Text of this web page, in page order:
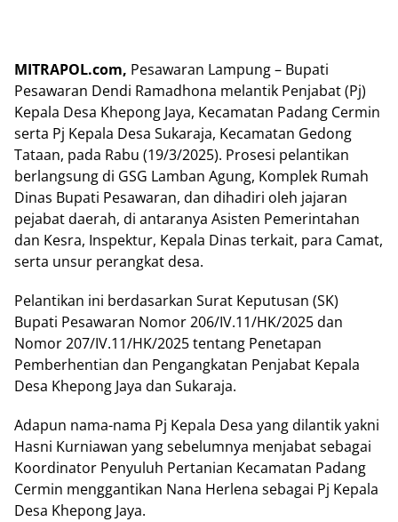
MITRAPOL.com, Pesawaran Lampung – Bupati
Pesawaran Dendi Ramadhona melantik Penjabat (Pj)
Kepala Desa Khepong Jaya, Kecamatan Padang Cermin
serta Pj Kepala Desa Sukaraja, Kecamatan Gedong
Tataan, pada Rabu (19/3/2025). Prosesi pelantikan
berlangsung di GSG Lamban Agung, Komplek Rumah
Dinas Bupati Pesawaran, dan dihadiri oleh jajaran
pejabat daerah, di antaranya Asisten Pemerintahan
dan Kesra, Inspektur, Kepala Dinas terkait, para Camat,
serta unsur perangkat desa.
Pelantikan ini berdasarkan Surat Keputusan (SK)
Bupati Pesawaran Nomor 206/IV.11/HK/2025 dan
Nomor 207/IV.11/HK/2025 tentang Penetapan
Pemberhentian dan Pengangkatan Penjabat Kepala
Desa Khepong Jaya dan Sukaraja.
Adapun nama-nama Pj Kepala Desa yang dilantik yakni
Hasni Kurniawan yang sebelumnya menjabat sebagai
Koordinator Penyuluh Pertanian Kecamatan Padang
Cermin menggantikan Nana Herlena sebagai Pj Kepala
Desa Khepong Jaya.